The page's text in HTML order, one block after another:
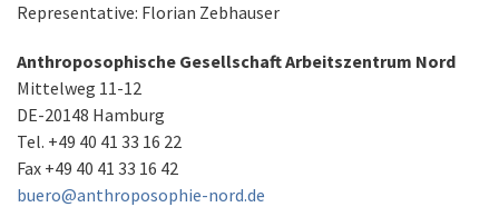
Representative: Florian Zebhauser
Anthroposophische Gesellschaft Arbeitszentrum Nord
Mittelweg 11-12
DE-20148 Hamburg
Tel. +49 40 41 33 16 22
Fax +49 40 41 33 16 42
buero@anthroposophie-nord.de